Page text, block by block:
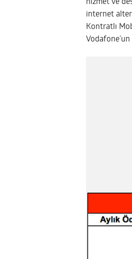
hizmet ve
internet
Kontratlı